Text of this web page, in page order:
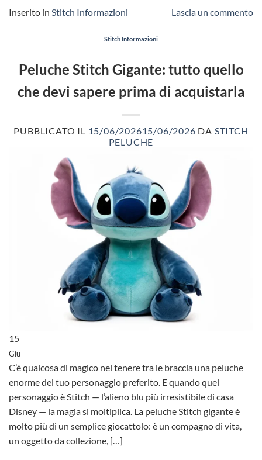
Inserito in Stitch Informazioni Lascia un commento
Stitch Informazioni
Peluche Stitch Gigante: tutto quello
che devi sapere prima di acquistarla
PUBBLICATO IL 15/06/202615/06/2026 DA STITCH
PELUCHE
15
Giu
C’è qualcosa di magico nel tenere tra le braccia una peluche
enorme del tuo personaggio preferito. E quando quel
personaggio è Stitch — l’alieno blu più irresistibile di casa
Disney — la magia si moltiplica. La peluche Stitch gigante è
molto più di un semplice giocattolo: è un compagno di vita,
un oggetto da collezione, […]